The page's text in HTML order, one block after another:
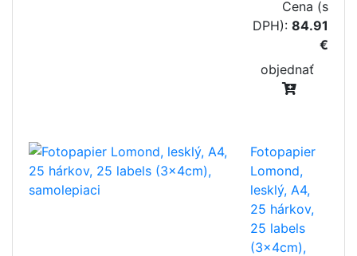
Cena (s
DPH): 84.91
€
objednať
Fotopapier
Lomond,
lesklý, A4,
25 hárkov,
25 labels
(3x4cm),